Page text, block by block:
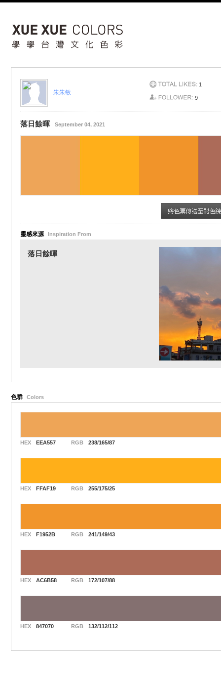
朱朱敏
1
9
落日餘暉 September 04, 2021
靈感來源 Inspiration From
落日餘暉
色群 Colors
HEX EEA557 RGB 238/165/87
HEX FFAF19 RGB 255/175/25
HEX F1952B RGB 241/149/43
HEX AC6B58 RGB 172/107/88
HEX 847070 RGB 132/112/112